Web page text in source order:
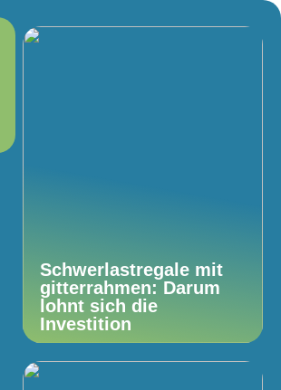
Schwerlastregale mit
gitterrahmen: Darum
lohnt sich die
Investition